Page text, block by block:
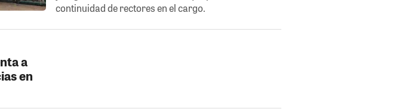
continuidad de rectores en el cargo.
a
en